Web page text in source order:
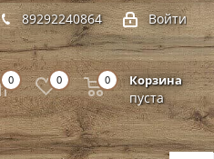
Войти
89292240864
0 0 Корзина
пуста
0